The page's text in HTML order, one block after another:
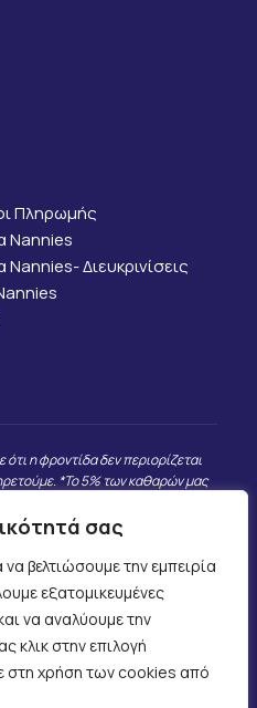
σας
βελτιώσουμε την εμπειρία
εξατομικευμένες
να αναλύουμε την
κλικ στην επιλογή
στη χρήση των cookies από
Πληρωμής
Nannies
Διευκρινίσεις
η φροντίδα δεν περιορίζεται
*Το 5% των καθαρών μας
φιλανθρωπικές
και εμπιστευόμαστε. Δεν
αλλά με ανθρώπους και
μετρήσιμο αντίκτυπο.